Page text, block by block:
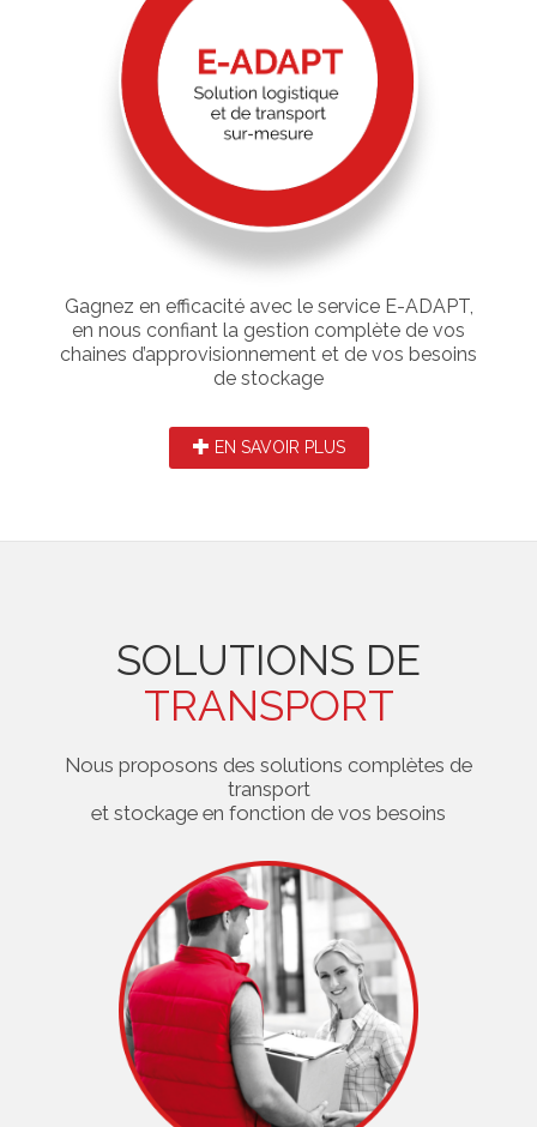
Gagnez en efficacité avec le service E-ADAPT,
en nous confiant la gestion complète de vos
chaines d’approvisionnement et de vos besoins
de stockage
EN SAVOIR PLUS
SOLUTIONS DE
TRANSPORT
Nous proposons des solutions complètes de
transport
et stockage en fonction de vos besoins